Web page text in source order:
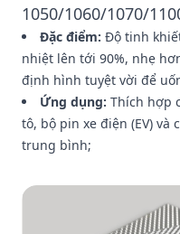
1050/1060/1070/
Đặc điểm: Độ tinh
nhiệt lên tới 90%, nhẹ
định hình tuyệt vời để
Ứng dụng: Thích hợp
tô, bộ pin xe điện (EV)
trung bình;